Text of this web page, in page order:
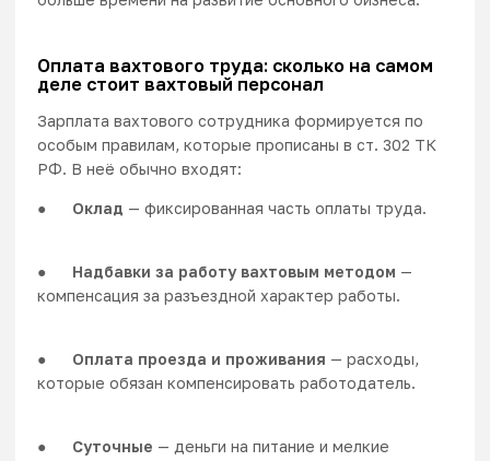
Оплата вахтового труда: сколько на самом
деле стоит вахтовый персонал
Зарплата вахтового сотрудника формируется по
особым правилам, которые прописаны в ст. 302 ТК
РФ. В неё обычно входят:
● Оклад — фиксированная часть оплаты труда.
● Надбавки за работу вахтовым методом —
компенсация за разъездной характер работы.
● Оплата проезда и проживания — расходы,
которые обязан компенсировать работодатель.
● Суточные — деньги на питание и мелкие